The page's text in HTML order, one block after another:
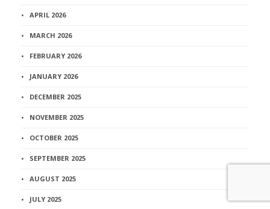
APRIL 2026
MARCH 2026
FEBRUARY 2026
JANUARY 2026
DECEMBER 2025
NOVEMBER 2025
OCTOBER 2025
SEPTEMBER 2025
AUGUST 2025
JULY 2025